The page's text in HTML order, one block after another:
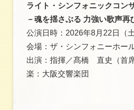
ライト・シンフォニックコ
－魂を揺さぶる 力強い歌声再
公演日時：2026年8月22日（
会場：ザ・シンフォニーホー
出演：指揮／髙橋 直史（
楽：大阪交響楽団